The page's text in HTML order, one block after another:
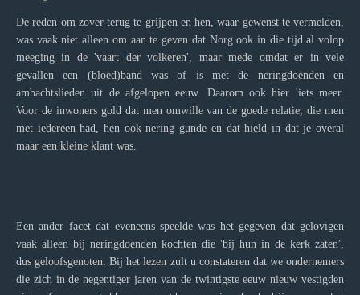
De reden om zover terug te grijpen en hen, waar gewenst te vermelden,
was vaak niet alleen om aan te geven dat Norg ook in die tijd al volop
meeging in de 'vaart der volkeren', maar mede omdat er in vele
gevallen een (bloed)band was of is met de neringdoenden en
ambachtslieden uit de afgelopen eeuw. Daarom ook hier 'iets meer.
Voor de inwoners gold dat men omwille van de goede relatie, die men
met iedereen had, hen ook nering gunde en dat hield in dat je overal
maar een kleine klant was.
Een ander facet dat eveneens speelde was het gegeven dat gelovigen
vaak alleen bij neringdoenden kochten die 'bij hun in de kerk zaten',
dus geloofsgenoten. Bij het lezen zult u constateren dat we ondernemers
die zich in de negentiger jaren van de twintigste eeuw nieuw vestigden